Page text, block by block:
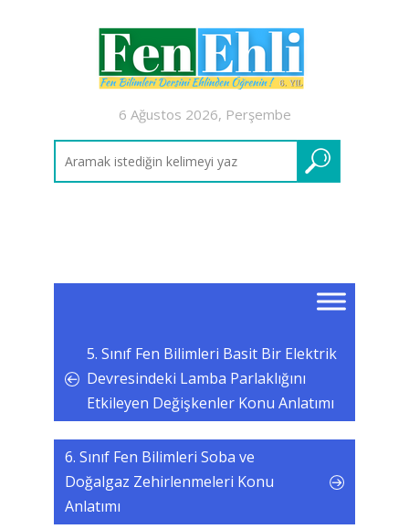
6 Ağustos 2026, Perşembe
5. Sınıf Fen Bilimleri Basit Bir Elektrik
Devresindeki Lamba Parlaklığını
Etkileyen Değişkenler Konu Anlatımı
6. Sınıf Fen Bilimleri Soba ve
Doğalgaz Zehirlenmeleri Konu
Anlatımı